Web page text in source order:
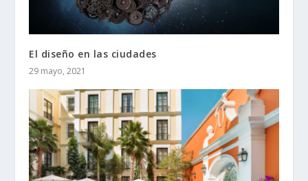
El diseño en las ciudades
29 mayo, 2021